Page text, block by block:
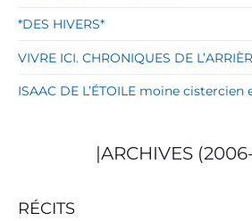
*DES HIVERS*
VIVRE ICI. CHRONIQUES DE
ISAAC DE L’ÉTOILE moine
|ARCHIVES
RÉCITS